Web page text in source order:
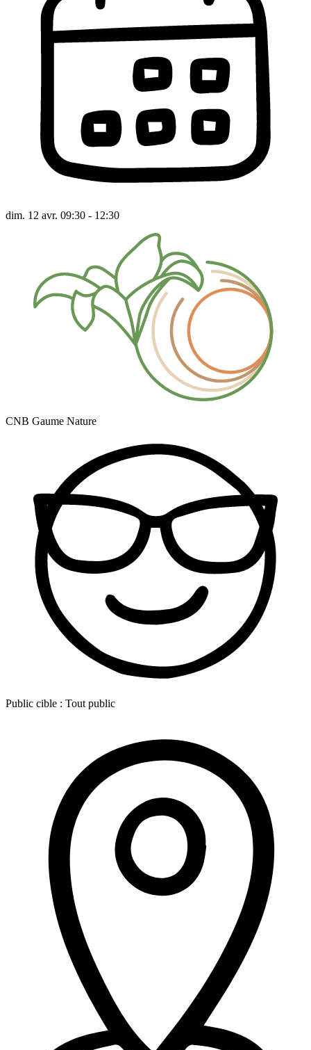
dim. 12 avr. 09:30 - 12:30
CNB Gaume Nature
Public cible : Tout public